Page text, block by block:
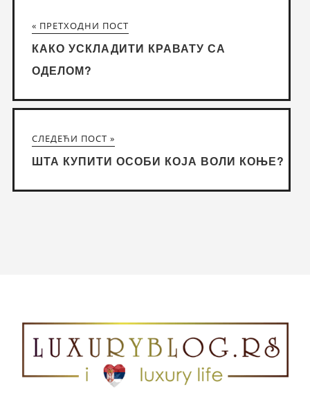
« ПРЕТХОДНИ ПОСТ
КАКО УСКЛАДИТИ КРАВАТУ СА
ОДЕЛОМ?
СЛЕДЕЋИ ПОСТ »
ШТА КУПИТИ ОСОБИ КОЈА ВОЛИ КОЊЕ?